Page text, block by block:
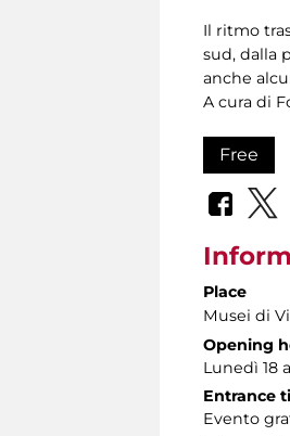
Il ritmo
sud, dalla
anche
A cura di
Free
Place
Musei di
Opening
Lunedì 18
Entrance
Evento